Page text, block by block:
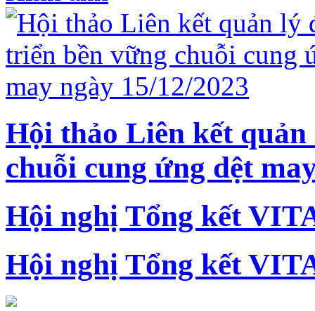
Hội thảo Liên kết
chuỗi cung ứng dệt
Hội nghị Tổng kết
Hội nghị Tổng kết